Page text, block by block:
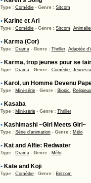
Type : Comédie - Genre : Sitcom
• Karine et Ari
Type : Comédie - Genre : Sitcom,
• Karma (Cor)
Type : Drama - Genre : Thriller, Adaptée
• Karma, trop jeunes pour se
Type : Drama - Genre : Comédie,
• Karol, un Homme Devenu
Type : Mini-série - Genre : Biopic, Religieux
• Kasaba
Type : Mini-série - Genre : Thriller
• Kashimashi ~Girl Meets Girl~
Type : Série d'animation - Genre : Mélo
• Kat and Alfie: Redwater
Type : Drama - Genre : Mélo
• Kate and Koji
Type : Comédie - Genre : Britcom